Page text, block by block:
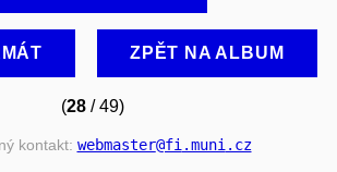
ZPĚT NA ALBUM
(28 / 49)
kontakt: webmaster@fi.muni.cz